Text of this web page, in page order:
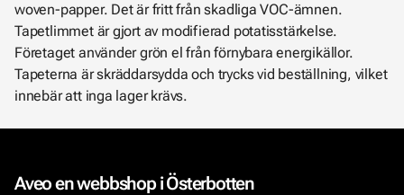
woven-papper. Det är fritt från skadliga VOC-ämnen.
Tapetlimmet är gjort av modifierad potatisstärkelse.
Företaget använder grön el från förnybara energikällor.
Tapeterna är skräddarsydda och trycks vid beställning, vilket
innebär att inga lager krävs.
Aveo en webbshop i Österbotten